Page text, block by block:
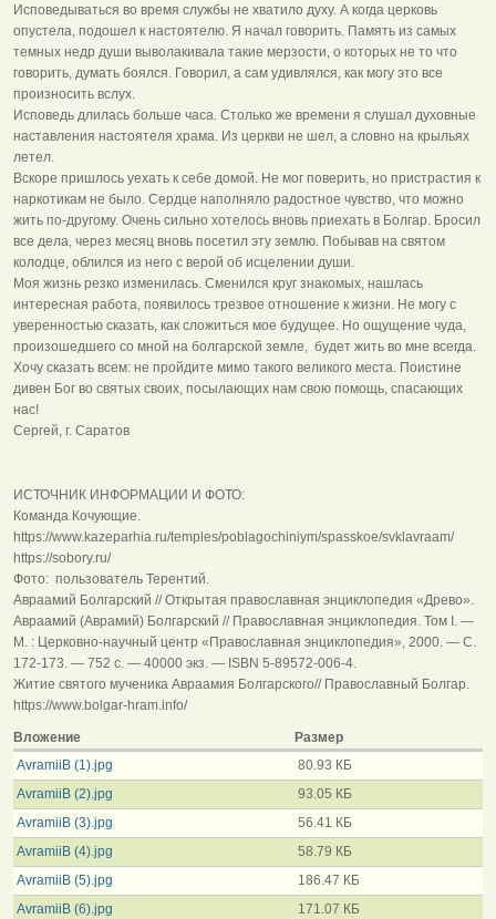
Исповедываться во время службы не хватило духу. А когда церковь
опустела, подошел к настоятелю. Я начал говорить. Память из самых
темных недр души выволакивала такие мерзости, о которых не то что
говорить, думать боялся. Говорил, а сам удивлялся, как могу это все
произносить вслух.
Исповедь длилась больше часа. Столько же времени я слушал духовные
наставления настоятеля храма. Из церкви не шел, а словно на крыльях
летел.
Вскоре пришлось уехать к себе домой. Не мог поверить, но пристрастия к
наркотикам не было. Сердце наполняло радостное чувство, что можно
жить по-другому. Очень сильно хотелось вновь приехать в Болгар. Бросил
все дела, через месяц вновь посетил эту землю. Побывав на святом
колодце, облился из него с верой об исцелении души.
Моя жизнь резко изменилась. Сменился круг знакомых, нашлась
интересная работа, появилось трезвое отношение к жизни. Не могу с
уверенностью сказать, как сложиться мое будущее. Но ощущение чуда,
произошедшего со мной на болгарской земле, будет жить во мне всегда.
Хочу сказать всем: не пройдите мимо такого великого места. Поистине
дивен Бог во святых своих, посылающих нам свою помощь, спасающих
нас!
Сергей, г. Саратов
ИСТОЧНИК ИНФОРМАЦИИ И ФОТО:
Команда Кочующие.
https://www.kazeparhia.ru/temples/poblagochiniym/spasskoe/svklavraam/
https://sobory.ru/
Фото: пользователь Терентий.
Авраамий Болгарский // Открытая православная энциклопедия «Древо».
Авраамий (Аврамий) Болгарский // Православная энциклопедия. Том I. —
М. : Церковно-научный центр «Православная энциклопедия», 2000. — С.
172-173. — 752 с. — 40000 экз. — ISBN 5-89572-006-4.
Житие святого мученика Авраамия Болгарского// Православный Болгар.
https://www.bolgar-hram.info/
Вложение
Размер
AvramiiB (1).jpg
80.93 КБ
AvramiiB (2).jpg
93.05 КБ
AvramiiB (3).jpg
56.41 КБ
AvramiiB (4).jpg
58.79 КБ
AvramiiB (5).jpg
186.47 КБ
AvramiiB (6).jpg
171.07 КБ